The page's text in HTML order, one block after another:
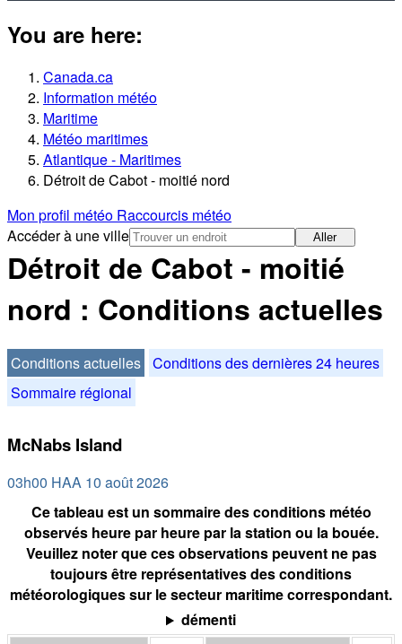
You are here:
Canada.ca
Information météo
Maritime
Météo maritimes
Atlantique - Maritimes
Détroit de Cabot - moitié nord
Mon profil météo Raccourcis météo
Accéder à une ville
Aller
Détroit de Cabot - moitié
nord : Conditions actuelles
Conditions actuelles Conditions des dernières 24 heures
Sommaire régional
McNabs Island
03h00 HAA 10 août 2026
Ce tableau est un sommaire des conditions météo
observés heure par heure par la station ou la bouée.
Veuillez noter que ces observations peuvent ne pas
toujours être représentatives des conditions
météorologiques sur le secteur maritime correspondant.
démenti